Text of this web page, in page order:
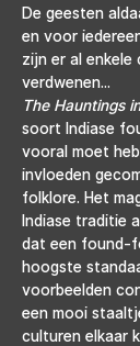
De geesten
en voor
zijn er al enkele
verdwenen...
The Hauntings
soort Indiase
vooral moet
invloeden
folklore. Het
Indiase traditie
dat een found-
hoogste
voorbeelden
een mooi
culturen elkaar